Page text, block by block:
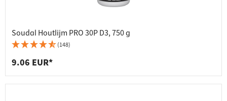
Soudal Houtlijm PRO 30P D3, 750 g
(148)
9.06 EUR*